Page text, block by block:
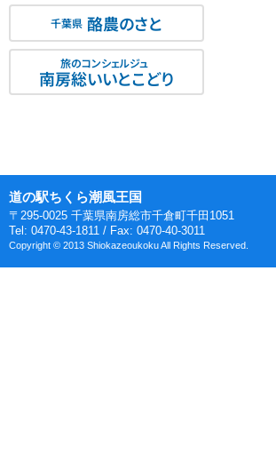
千葉県 酪農のさと
旅のコンシェルジュ
南房総いいとこどり
道の駅ちくら潮風王国
〒295-0025 千葉県南房総市千倉町千田1051
Tel: 0470-43-1811 / Fax: 0470-40-3011
Copyright © 2013 Shiokazeoukoku All Rights Reserved.